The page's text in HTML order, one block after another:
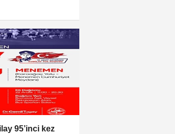
95’inci kez